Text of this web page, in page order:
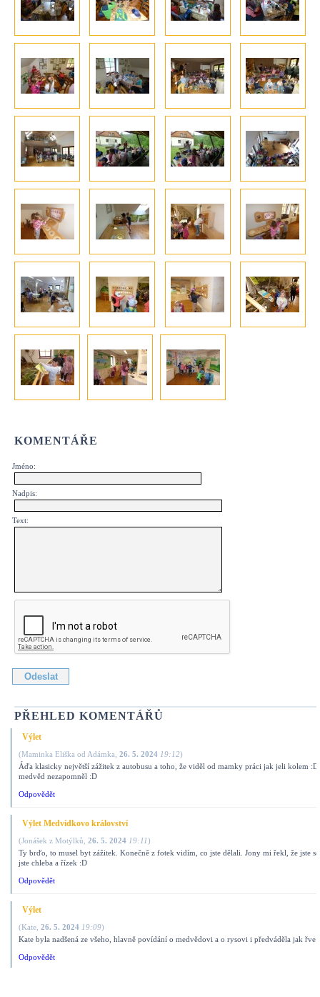
KOMENTÁŘE
Jméno:
Nadpis:
Text:
PŘEHLED KOMENTÁŘŮ
Výlet
(Maminka Eliška od Adámka, 26. 5. 2024 19:12)
Áďa klasicky největší zážitek z autobusu a toho, že viděl od mamky práci jak jeli kolem
medvěd nezapomněl :D
Odpovědět
Výlet Medvídkovo království
(Jonášek z Motýlků, 26. 5. 2024 19:11)
Ty brďo, to musel byt zážitek. Konečně z fotek vidím, co jste dělali. Jony mi řekl, že jste
jste chleba a řízek :D
Odpovědět
Výlet
(Kate, 26. 5. 2024 19:09)
Kate byla nadšená ze všeho, hlavně povídání o medvědovi a o rysovi i předváděla jak řve
Odpovědět